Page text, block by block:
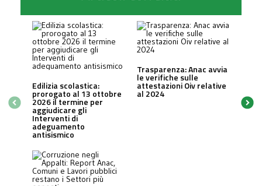
Edilizia scolastica:
prorogato al 13 ottobre
2026 il termine per
aggiudicare gli
Interventi di
adeguamento
antisismico
Trasparenza: Anac avvia
le verifiche sulle
attestazioni Oiv relative
al 2024